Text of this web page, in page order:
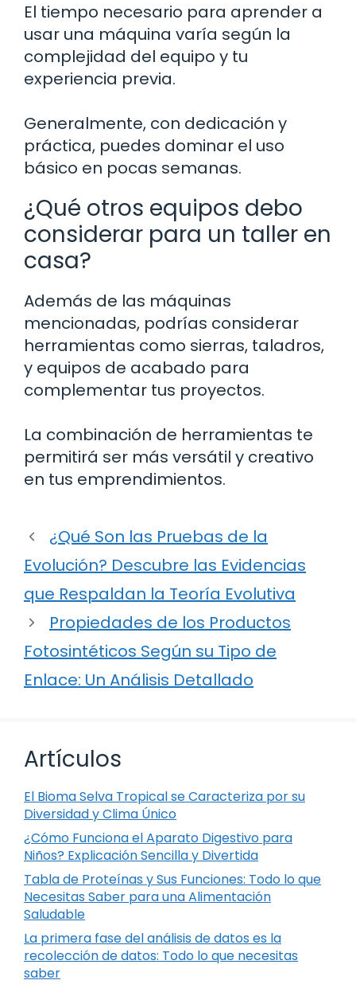
El tiempo necesario para aprender a
usar una máquina varía según la
complejidad del equipo y tu
experiencia previa.
Generalmente, con dedicación y
práctica, puedes dominar el uso
básico en pocas semanas.
¿Qué otros equipos debo
considerar para un taller en
casa?
Además de las máquinas
mencionadas, podrías considerar
herramientas como sierras, taladros,
y equipos de acabado para
complementar tus proyectos.
La combinación de herramientas te
permitirá ser más versátil y creativo
en tus emprendimientos.
¿Qué Son las Pruebas de la
Evolución? Descubre las Evidencias
que Respaldan la Teoría Evolutiva
Propiedades de los Productos
Fotosintéticos Según su Tipo de
Enlace: Un Análisis Detallado
Artículos
El Bioma Selva Tropical se Caracteriza por su
Diversidad y Clima Único
¿Cómo Funciona el Aparato Digestivo para
Niños? Explicación Sencilla y Divertida
Tabla de Proteínas y Sus Funciones: Todo lo que
Necesitas Saber para una Alimentación
Saludable
La primera fase del análisis de datos es la
recolección de datos: Todo lo que necesitas
saber